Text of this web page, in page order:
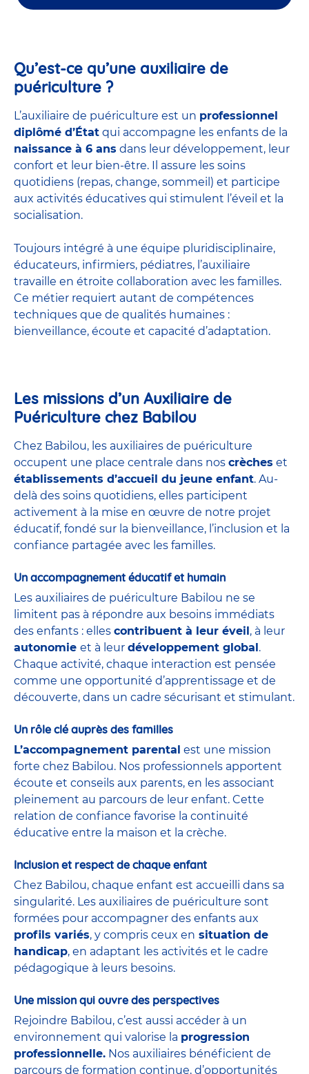
Qu’est-ce qu’une auxiliaire de
puériculture ?
L’auxiliaire de puériculture est un professionnel
diplômé d’État qui accompagne les enfants de la
naissance à 6 ans dans leur développement, leur
confort et leur bien-être. Il assure les soins
quotidiens (repas, change, sommeil) et participe
aux activités éducatives qui stimulent l’éveil et la
socialisation.
Toujours intégré à une équipe pluridisciplinaire,
éducateurs, infirmiers, pédiatres, l’auxiliaire
travaille en étroite collaboration avec les familles.
Ce métier requiert autant de compétences
techniques que de qualités humaines :
bienveillance, écoute et capacité d’adaptation.
Les missions d’un Auxiliaire de
Puériculture chez Babilou
Chez Babilou, les auxiliaires de puériculture
occupent une place centrale dans nos crèches et
établissements d’accueil du jeune enfant. Au-
delà des soins quotidiens, elles participent
activement à la mise en œuvre de notre projet
éducatif, fondé sur la bienveillance, l’inclusion et la
confiance partagée avec les familles.
Un accompagnement éducatif et humain
Les auxiliaires de puériculture Babilou ne se
limitent pas à répondre aux besoins immédiats
des enfants : elles contribuent à leur éveil , à leur
autonomie et à leur développement global .
Chaque activité, chaque interaction est pensée
comme une opportunité d’apprentissage et de
découverte, dans un cadre sécurisant et stimulant.
Un rôle clé auprès des familles
L’accompagnement parental est une mission
forte chez Babilou. Nos professionnels apportent
écoute et conseils aux parents, en les associant
pleinement au parcours de leur enfant. Cette
relation de confiance favorise la continuité
éducative entre la maison et la crèche.
Inclusion et respect de chaque enfant
Chez Babilou, chaque enfant est accueilli dans sa
singularité. Les auxiliaires de puériculture sont
formées pour accompagner des enfants aux
profils variés, y compris ceux en situation de
handicap, en adaptant les activités et le cadre
pédagogique à leurs besoins.
Une mission qui ouvre des perspectives
Rejoindre Babilou, c’est aussi accéder à un
environnement qui valorise la progression
professionnelle. Nos auxiliaires bénéficient de
parcours de formation continue, d’opportunités